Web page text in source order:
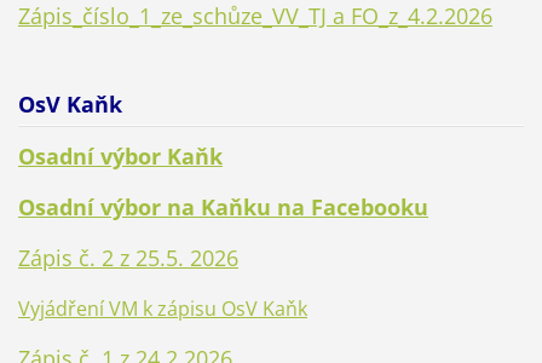
Zápis_číslo_1_ze_schůze_VV_TJ a FO_z_4.2.2026
OsV Kaňk
Osadní výbor Kaňk
Osadní výbor na Kaňku na Facebooku
Zápis č. 2 z 25.5. 2026
Vyjádření VM k zápisu OsV Kaňk